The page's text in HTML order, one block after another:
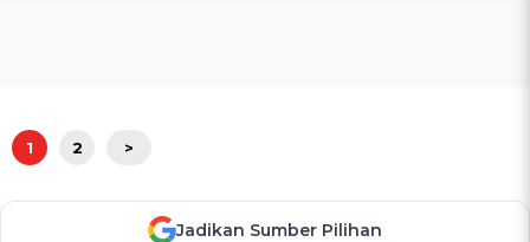
1 2 >
Jadikan Sumber Pilihan